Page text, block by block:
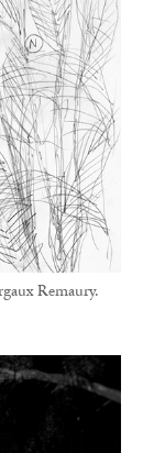
Remaury.